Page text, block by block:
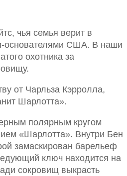
чья семья верит в
основателями США. В наши
охотника за
от Чарльза Кэрролла,
Шарлотта».
полярным кругом
«Шарлотта». Внутри Бен
замаскирован барельеф
ключ находится на
сокровищ выкрасть